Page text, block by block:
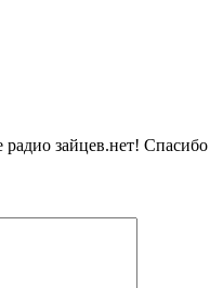
зайцев.нет! Спасибо